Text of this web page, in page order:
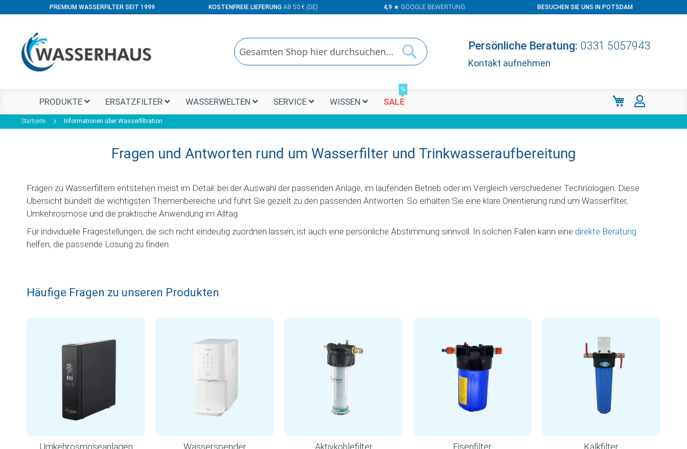
PREMIUM WASSERFILTER SEIT 1999 KOSTENFREIE LIEFERUNGAB 50 € (DE) 4,9 ★ GOOGLE BEWERTUNG BESUCHEN SIE UNS IN POTSDAM
Suchen
Persönliche Beratung: 0331 5057943
Kontakt aufnehmen
PRODUKTE ERSATZFILTER WASSERWELTEN SERVICE WISSEN SALE
%
Mein Warenkorb
Startseite Informationen über Wasserfiltration
Fragen und Antworten rund um Wasserfilter und Trinkwasseraufbereitung
Fragen zu Wasserfiltern entstehen meist im Detail: bei der Auswahl der passenden Anlage, im laufenden Betrieb oder im Vergleich verschiedener Technologien. Diese
Übersicht bündelt die wichtigsten Themenbereiche und führt Sie gezielt zu den passenden Antworten. So erhalten Sie eine klare Orientierung rund um Wasserfilter,
Umkehrosmose und die praktische Anwendung im Alltag.
Für individuelle Fragestellungen, die sich nicht eindeutig zuordnen lassen, ist auch eine persönliche Abstimmung sinnvoll. In solchen Fällen kann eine direkte Beratung
helfen, die passende Lösung zu finden.
Häufige Fragen zu unseren Produkten
Umkehrosmoseanlagen Wasserspender Aktivkohlefilter Eisenfilter Kalkfilter